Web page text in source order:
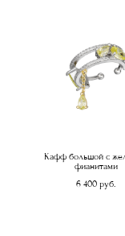
Кафф большой с
фианитами
6 400 pуб.